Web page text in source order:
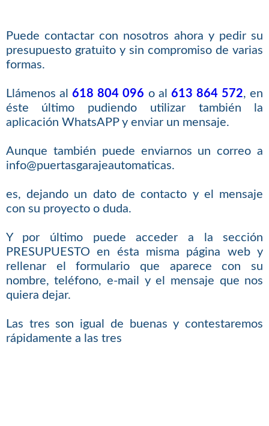
Puede contactar con nosotros ahora y pedir su
presupuesto gratuito y sin compromiso de varias
formas.
Llámenos al618 804 096 o al 613 864 572, en
éste último pudiendo utilizar también la
aplicación WhatsAPP y enviar un mensaje.
Aunque también puede enviarnos un correo a
info@puertasgarajeautomaticas.
es, dejando un dato de contacto y el mensaje
con su proyecto o duda.
Y por último puede acceder a la sección
PRESUPUESTO en ésta misma página web y
rellenar el formulario que aparece con su
nombre, teléfono, e-mail y el mensaje que nos
quiera dejar.
Las tres son igual de buenas y contestaremos
rápidamente a las tres